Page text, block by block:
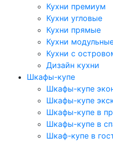
Кухни премиум
Кухни угловые
Кухни прямые
Кухни
Кухни с
Дизайн кухни
Шкафы-купе
Шкафы-купе
Шкафы-купе
Шкафы-купе в
Шкафы-купе в
Шкаф-купе в